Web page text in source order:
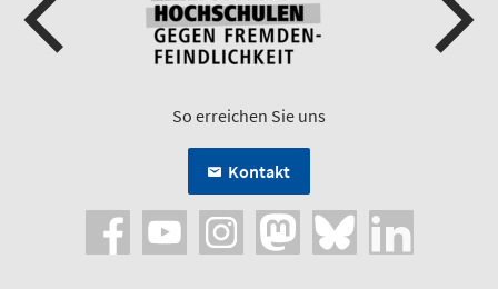
So erreichen Sie uns
Kontakt